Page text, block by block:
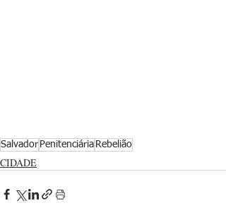
Salvador Penitenciária Rebelião
CIDADE